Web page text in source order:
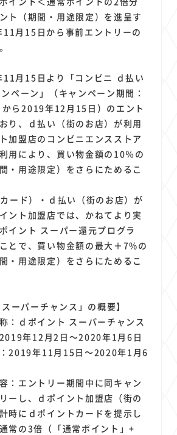
ト（期間・用途限定）を進呈す
月15日から事前エントリーの
月15日より「コンビニ ｄ払い
ペーン」（キャンペーン期間：
ら2019年12月15日）のエント
り、ｄ払い（街のお店）が利用
加盟店のコンビニエンスストア
用により、買い物金額の10％の
・用途限定）をさらにためるこ
ード）・ｄ払い（街のお店）が
ント加盟店では、かねてより実
イント スーパー還元プログラ
とで、買い物金額の最大＋7%の
・用途限定）をさらにためるこ
ーパーチャンス」の概要】
：ｄポイント スーパーチャンス
年12月2日～2020年1月6日
2019年11月15日～2020年1月6
：エントリー期間中に同キャン
ーし、ｄポイント加盟店（街の
時にｄポイントカードを提示し
常の3倍（「通常ポイント」+